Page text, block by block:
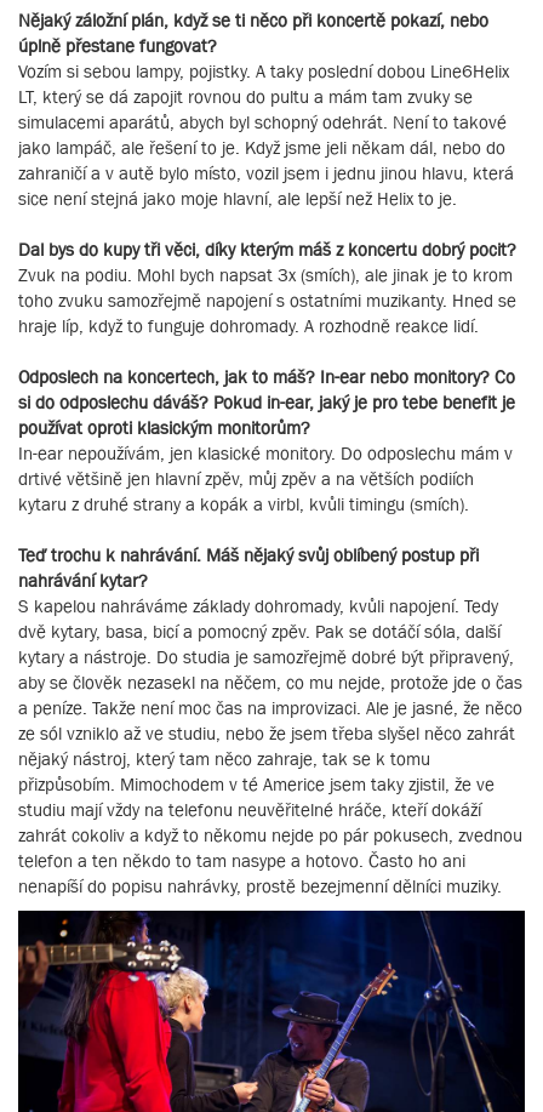
Nějaký záložní plán, když se ti něco při koncertě pokazí, nebo
úplně přestane fungovat?
Vozím si sebou lampy, pojistky. A taky poslední dobou Line6Helix
LT, který se dá zapojit rovnou do pultu a mám tam zvuky se
simulacemi aparátů, abych byl schopný odehrát. Není to takové
jako lampáč, ale řešení to je. Když jsme jeli někam dál, nebo do
zahraničí a v autě bylo místo, vozil jsem i jednu jinou hlavu, která
sice není stejná jako moje hlavní, ale lepší než Helix to je.
Dal bys do kupy tři věci, díky kterým máš z koncertu dobrý pocit?
Zvuk na podiu. Mohl bych napsat 3x (smích), ale jinak je to krom
toho zvuku samozřejmě napojení s ostatními muzikanty. Hned se
hraje líp, když to funguje dohromady. A rozhodně reakce lidí.
Odposlech na koncertech, jak to máš? In-ear nebo monitory? Co
si do odposlechu dáváš? Pokud in-ear, jaký je pro tebe benefit je
používat oproti klasickým monitorům?
In-ear nepoužívám, jen klasické monitory. Do odposlechu mám v
drtivé většině jen hlavní zpěv, můj zpěv a na větších podiích
kytaru z druhé strany a kopák a virbl, kvůli timingu (smích).
Teď trochu k nahrávání. Máš nějaký svůj oblíbený postup při
nahrávání kytar?
S kapelou nahráváme základy dohromady, kvůli napojení. Tedy
dvě kytary, basa, bicí a pomocný zpěv. Pak se dotáčí sóla, další
kytary a nástroje. Do studia je samozřejmě dobré být připravený,
aby se člověk nezasekl na něčem, co mu nejde, protože jde o čas
a peníze. Takže není moc čas na improvizaci. Ale je jasné, že něco
ze sól vzniklo až ve studiu, nebo že jsem třeba slyšel něco zahrát
nějaký nástroj, který tam něco zahraje, tak se k tomu
přizpůsobím. Mimochodem v té Americe jsem taky zjistil, že ve
studiu mají vždy na telefonu neuvěřitelné hráče, kteří dokáží
zahrát cokoliv a když to někomu nejde po pár pokusech, zvednou
telefon a ten někdo to tam nasype a hotovo. Často ho ani
nenapíší do popisu nahrávky, prostě bezejmenní dělníci muziky.